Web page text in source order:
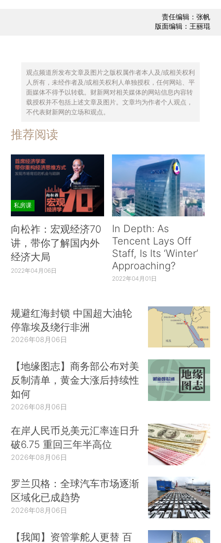
责任编辑：张帆
版面编辑：王丽琨
观点频道所发布文章及图片之版权属作者本人及/或相关权利
人所有，未经作者及/或相关权利人单独授权，任何网站、平
面媒体不得予以转载。财新网对相关媒体的网站信息内容转
载授权并不包括上述文章及图片。文章均为作者个人观点，
不代表财新网的立场和观点。
推荐阅读
私房课
向松祚：宏观经济70
讲，带你了解国内外
经济大局
2022年04月06日
In Depth: As
Tencent Lays Off
Staff, Is Its ‘Winter’
Approaching?
2022年04月01日
规避红海封锁 中国超大油轮
停靠埃及绕行非洲
2026年08月06日
【地缘图志】商务部公布对美
反制清单，黄金大涨后持续性
如何
2026年08月06日
在岸人民币兑美元汇率连日升
破6.75 重回三年半高位
2026年08月06日
罗兰贝格：全球汽车市场逐渐
区域化已成趋势
2026年08月06日
【我闻】资管掌舵人更替 百